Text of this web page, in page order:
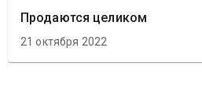
Продаются целиком
21 октября 2022